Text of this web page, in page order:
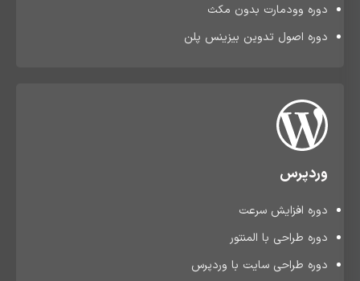
دوره وودمارت بدون مکث
دوره اصول تدوین بیزینس پلن
وردپرس
دوره افزایش سرعت
دوره طراحی با المنتور
دوره طراحی سایت با وردپرس